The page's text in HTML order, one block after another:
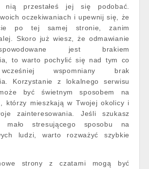
nią przestałeś jej się podobać.
oczekiwaniach i upewnij się, że
po tej samej stronie, zanim
Skoro już wiesz, że odmawianie
jest brakiem
to warto pochylić się nad tym co
wspomniany brak
Korzystanie z lokalnego serwisu
być świetnym sposobem na
którzy mieszkają w Twojej okolicy i
zainteresowania. Jeśli szukasz
mało stresującego sposobu na
ludzi, warto rozważyć szybkie
strony z czatami mogą być